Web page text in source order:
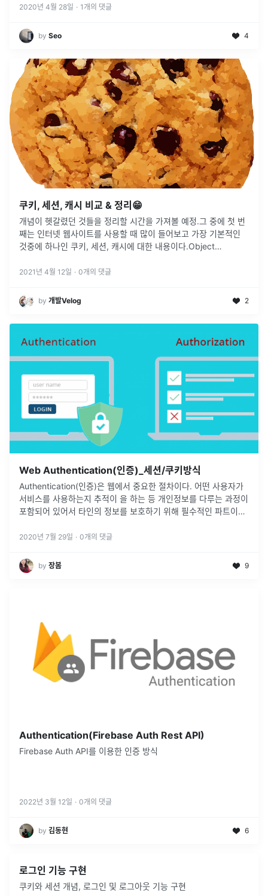
2020년 4월 28일 · 1 개의 댓글
by Seo 4
쿠키, 세션, 캐시 비교 & 정리😁
개념이 헷갈렸던 것들을 정리할 시간을 가져볼 예정.그 중에 첫 번
째는 인터넷 웹사이트를 사용할 때 많이 들어보고 가장 기본적인
것중에 하나인 쿠키, 세션, 캐시에 대한 내용이다.Object
는 모...
2021년 4월 12일 · 0개의 댓글
by 개발Velog 2
Web Authentication(인증)_세션/쿠키방식
Authentication(인증)은 웹에서 중요한 절차이다. 어떤 사용자가
서비스를 사용하는지 추적이 을 하는 등 개인정보를 다루는 과정이
포함되어 있어서 타인의 정보를 보호하기 위해 필수적인 파트이다.
과...
2020년 7월 29일 · 0개의 댓글
by 장봄 9
Authentication(Firebase Auth Rest API)
Firebase Auth API를 이용한 인증 방식
2022년 3월 12일 · 0개의 댓글
by 김동현 6
로그인 기능 구현
쿠키와 세션 개념, 로그인 및 로그아웃 기능 구현